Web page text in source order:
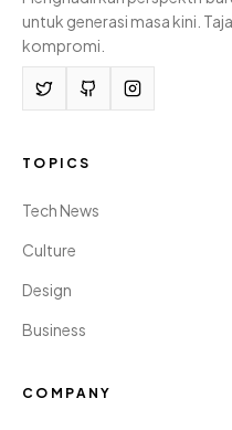
untuk generasi masa kini.
kompromi.
TOPICS
Tech News
Culture
Design
Business
COMPANY